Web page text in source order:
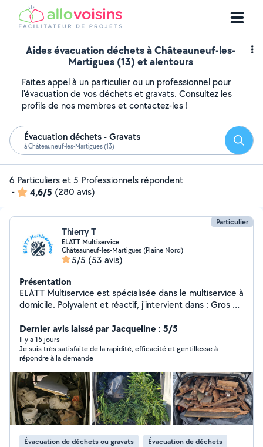
Aides évacuation déchets à Châteauneuf-les-
Martigues (13) et alentours
Faites appel à un particulier ou un professionnel pour
l'évacuation de vos déchets et gravats. Consultez les
profils de nos membres et contactez-les !
Évacuation déchets - Gravats
à Châteauneuf-les-Martigues (13)
6 Particuliers et 5 Professionnels répondent
-
4,6/5 (280 avis)
Particulier
Thierry T
ELATT Multiservice
Châteauneuf-les-Martigues (Plaine Nord)
5/5 (53 avis)
Présentation
ELATT Multiservice est spécialisée dans le multiservice à
domicile. Polyvalent et réactif, j'intervient dans : Gros et
extérieur et jardinage Peinture Débarras complet de
maisons, caves, greniers et garages Enlèvement de
gravats et encombrant Etc.... Ma priorité : vous offrir un
service de qualité, rapide et soigné. ELATT Multiservice
s'adapte à vos besoins avec sérieux, efficacité et sens
du détail. Mon numero 06/18/46/64/74
Dernier avis laissé par Jacqueline : 5/5
Il y a 15 jours
Je suis très satisfaite de la rapidité, efficacité et gentillesse à
répondre à la demande
Évacuation de déchets ou gravats Évacuation de déchets